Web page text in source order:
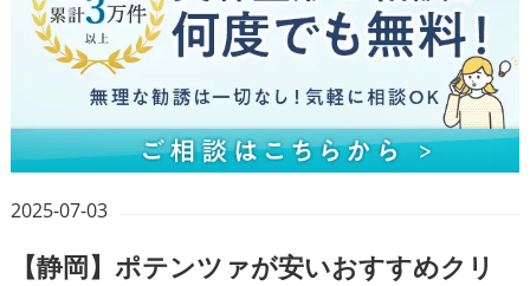
2025-07-03
【静岡】ポテンツァが安いおすすめクリ